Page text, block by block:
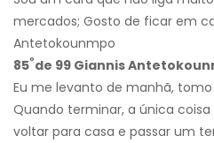
mercados; Gosto de ficar em
Antetokounmpo
85ºde 99 Giannis
Eu me levanto de manhã,
Quando terminar, a única
voltar para casa e passar um